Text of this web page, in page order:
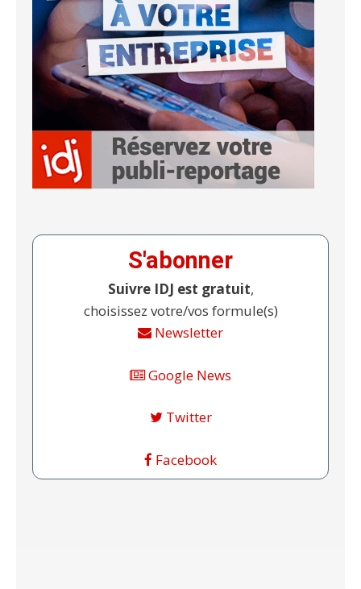
S'abonner
Suivre IDJ est gratuit,
choisissez votre/vos formule(s)
Newsletter
Google News
Twitter
Facebook